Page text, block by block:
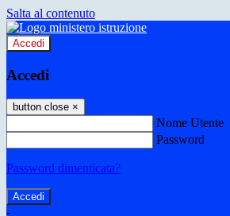
Salta al contenuto
Accedi
Accedi
button close ×
Nome Utente
Password
Password dimenticata?
-